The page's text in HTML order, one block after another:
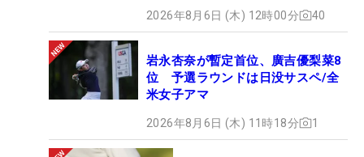
2026年8月6日 (木) 12時00分 40
岩永杏奈が暫定首位、廣吉優梨菜8
位 予選ラウンドは日没サスペ/全
米女子アマ
2026年8月6日 (木) 11時18分 1